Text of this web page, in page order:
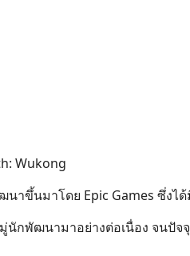
Wukong
าขึ้นมาโดย Epic Games ซึ่งไ
กพัฒนามาอย่างต่อเนื่อง จนปัจ